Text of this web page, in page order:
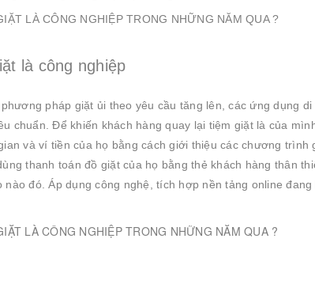
là công nghiệp
pháp giặt ủi theo yêu cầu tăng lên, các ứng dụng
chuẩn. Để khiến khách hàng quay lại tiệm giặt là của
và ví tiền của họ bằng cách giới thiệu các chương trình
thanh toán đồ giặt của họ bằng thẻ khách hàng thân
đó. Áp dụng công nghệ, tích hợp nền tảng online